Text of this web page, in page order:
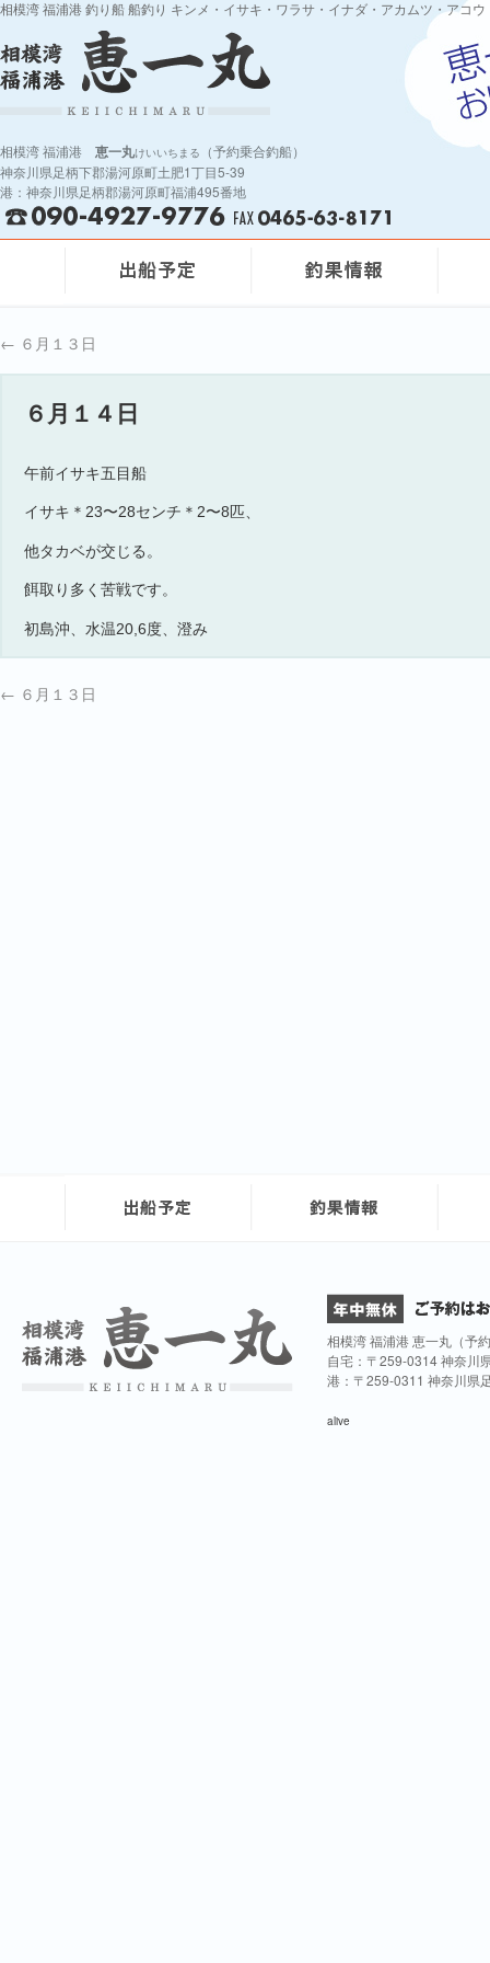
相模湾 福浦港 釣り船 船釣り キンメ・イサキ・ワラサ・イナダ・アカムツ・アコ
相模湾 福浦港 恵一丸けいいちまる
（予約乗合釣船）
神奈川県足柄下郡湯河原町土肥1丁目5-39
港：神奈川県足柄郡湯河原町福浦495番地
← ６月１３日
６月１４日
午前イサキ五目船
イサキ＊23〜28センチ＊2〜8匹、
他タカベが交じる。
餌取り多く苦戦です。
初島沖、水温20,6度、澄み
← ６月１３日
相模湾 福浦港 恵一丸（予
自宅：〒259-0314 神奈川
港：〒259-0311 神奈川県
alive